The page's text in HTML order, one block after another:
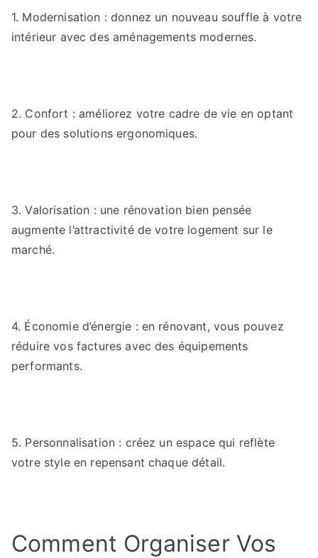
1. Modernisation : donnez un nouveau souffle à votre
intérieur avec des aménagements modernes.
2. Confort : améliorez votre cadre de vie en optant
pour des solutions ergonomiques.
3. Valorisation : une rénovation bien pensée
augmente l’attractivité de votre logement sur le
marché.
4. Économie d’énergie : en rénovant, vous pouvez
réduire vos factures avec des équipements
performants.
5. Personnalisation : créez un espace qui reflète
votre style en repensant chaque détail.
Comment Organiser Vos